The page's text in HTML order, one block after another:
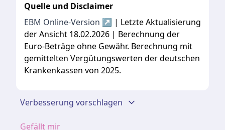
Quelle und Disclaimer
EBM Online-Version ↗ | Letzte Aktualisierung
der Ansicht 18.02.2026 | Berechnung der
Euro-Beträge ohne Gewähr. Berechnung mit
gemittelten Vergütungswerten der deutschen
Krankenkassen von 2025.
Verbesserung vorschlagen
Gefällt mir